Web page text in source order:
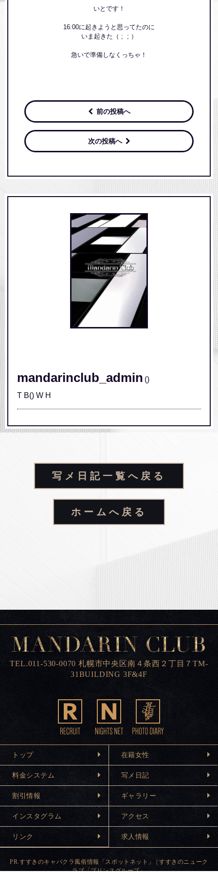
いとです！
16:00に起きようと思ってたのに
いま起きた（ ; ; ）
急いで準備しなくっちゃ！
前の投稿へ
次の投稿へ
mandarinclub_admin ()
T B() W H
写メ日記一覧へ戻る
ホームへ戻る
TEL.011-530-0070 札幌市中央区南４条西２丁目７TM-
31BUILDING 3F&4F
トップ 在籍女性
料金システム 写メ日記
割引情報 ギャラリー
インスタグラム アクセス
リンク 求人情報
PR. すすきのキャバクラ風俗情報「スポットネット」 | すすきのニューク
ラブ「プリンスグループ」